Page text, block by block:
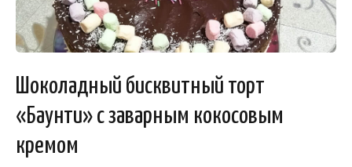
Шоколадный бисквитный торт
«Баунти» с заварным кокосовым
кремом